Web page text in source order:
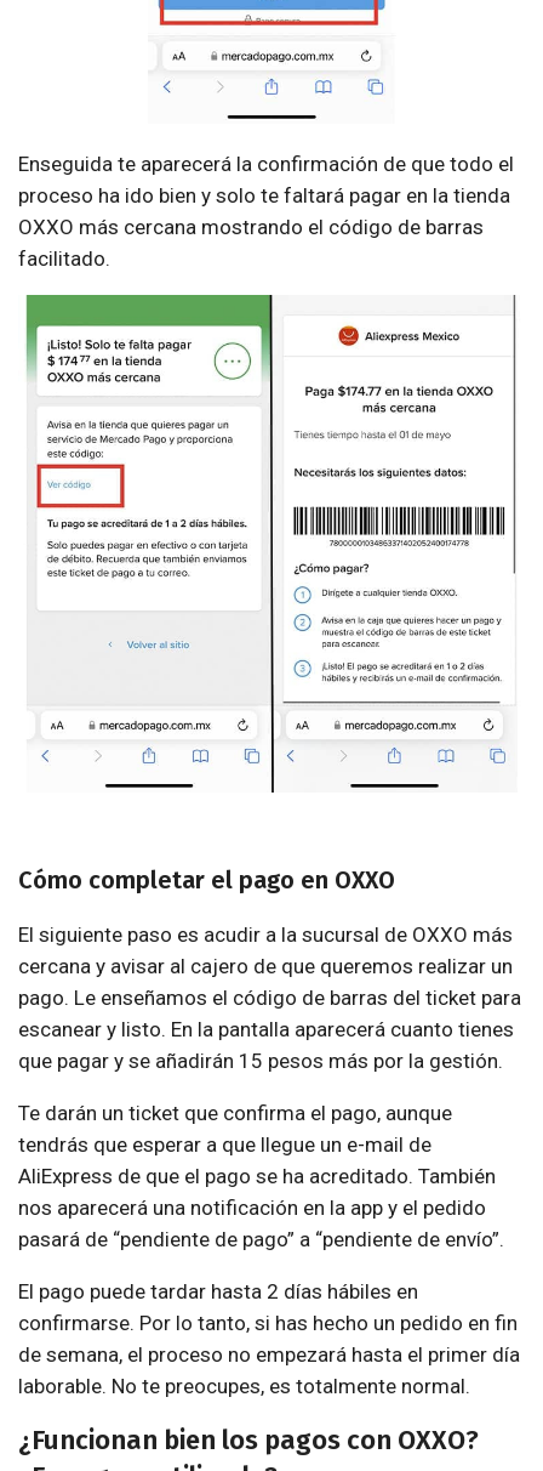
Enseguida te aparecerá la confirmación de que todo el
proceso ha ido bien y solo te faltará pagar en la tienda
OXXO más cercana mostrando el código de barras
facilitado.
Cómo completar el pago en OXXO
El siguiente paso es acudir a la sucursal de OXXO más
cercana y avisar al cajero de que queremos realizar un
pago. Le enseñamos el código de barras del ticket para
escanear y listo. En la pantalla aparecerá cuanto tienes
que pagar y se añadirán 15 pesos más por la gestión.
Te darán un ticket que confirma el pago, aunque
tendrás que esperar a que llegue un e-mail de
AliExpress de que el pago se ha acreditado. También
nos aparecerá una notificación en la app y el pedido
pasará de “pendiente de pago” a “pendiente de envío”.
El pago puede tardar hasta 2 días hábiles en
confirmarse. Por lo tanto, si has hecho un pedido en fin
de semana, el proceso no empezará hasta el primer día
laborable. No te preocupes, es totalmente normal.
¿Funcionan bien los pagos con OXXO?